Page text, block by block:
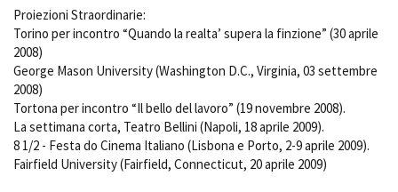
Proiezioni Straordinarie:
Torino per incontro “Quando la realta’ supera la finzione” (30 aprile
2008)
George Mason University (Washington D.C., Virginia, 03 settembre
2008)
Tortona per incontro “Il bello del lavoro” (19 novembre 2008).
La settimana corta, Teatro Bellini (Napoli, 18 aprile 2009).
8 1/2 - Festa do Cinema Italiano (Lisbona e Porto, 2-9 aprile 2009).
Fairfield University (Fairfield, Connecticut, 20 aprile 2009)